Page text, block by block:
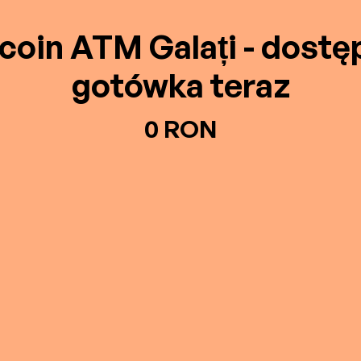
ATM Galați -
gotówka teraz
0 RON